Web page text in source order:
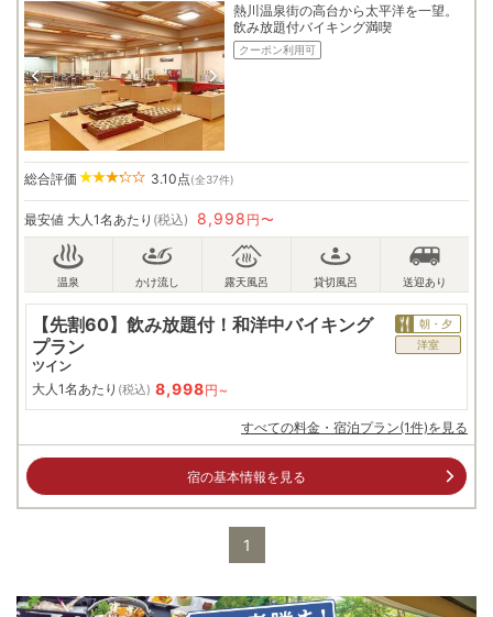
熱川温泉街の高台から太平洋を一望。
飲み放題付バイキング満喫
クーポン利用可
総合評価 3.10 点(全37件)
最安値 大人1名あたり (税込) 8,998 円〜
【先割60】飲み放題付！和洋中バイキング
プラン
ツイン
朝・夕
洋室
大人1名あたり (税込) 8,998円~
すべての料金・宿泊プラン(1件)を見る
宿の基本情報を見る
1